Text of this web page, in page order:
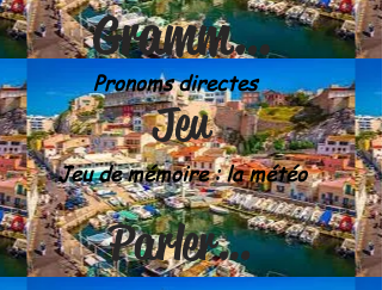
Grammaire
Pronoms directes
Jeu
Jeu de mémoire : la météo
Parler & écrire